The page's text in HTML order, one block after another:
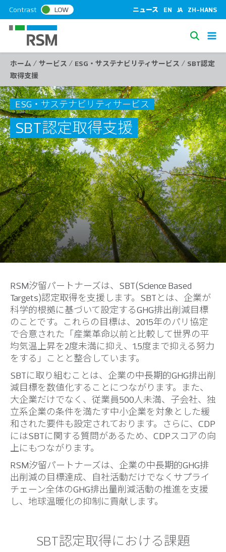
k
t
o
n
t
e
n
t
Contrast LOW ニュース EN JA ZH-HANS
S
e
a
c
h
ホーム / サービス / ESG・サステナビリティサービス / SBT認定
取得支援
ESG・サステナビリティサービス
SBT認定取得支援
RSM汐留パートナーズは、SBT(Science Based
Targets)認定取得を支援します。SBTとは、企業が
科学的根拠に基づいて設定するGHG排出削減目標
のことです。これらの目標は、2015年のパリ協定
で合意された「産業革命以前と比較して世界の平
均気温上昇を2度未満に抑え、1.5度まで抑える努力
をする」ことと整合しています。
SBTに取り組むことは、企業の中長期的GHG排出削
減目標を数値化することにつながります。また、
大企業だけでなく、従業員500人未満、子会社、独
立系企業の条件を満たす中小企業を対象とした緩
和された要件も設定されております。さらに、CDP
にはSBTに関する質問があるため、CDPスコアの向
上にもつながります。
RSM汐留パートナーズは、企業の中長期的GHG排
出削減の目標達成、自社活動だけでなくサプライ
チェーン全体のGHG排出量削減活動の推進を支援
し、地球温暖化の抑制に貢献します。
SBT認定取得における課題